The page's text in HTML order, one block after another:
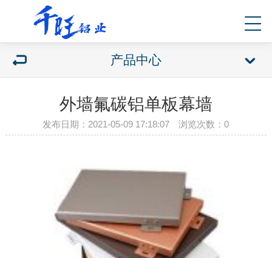
产品中心
外墙氟碳铝单板幕墙
发布日期：2021-05-09 17:18:07 浏览次数：0